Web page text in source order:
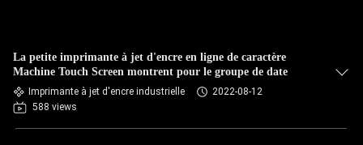
La petite imprimante à jet d'encre en ligne de caractère
Machine Touch Screen montrent pour le groupe de date
Imprimante à jet d'encre industrielle
2022-08-12
588 views